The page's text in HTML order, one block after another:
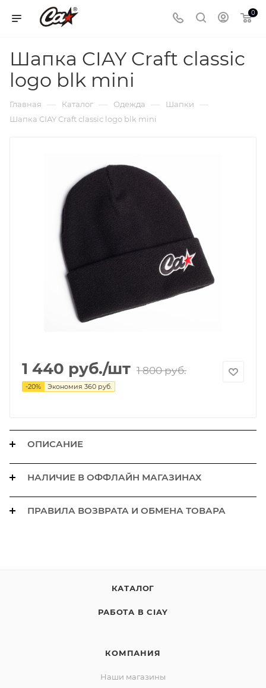
0
Шапка CIAY Craft classic
logo blk mini
Главная — Каталог — Одежда — Шапки —
Шапка CIAY Craft classic logo blk mini
1 440 руб./шт 1 800руб.
-20% Экономия 360 руб.
ОПИСАНИЕ
НАЛИЧИЕ В ОФФЛАЙН МАГАЗИНАХ
ПРАВИЛА ВОЗВРАТА И ОБМЕНА ТОВАРА
КАТАЛОГ
РАБОТА В CIAY
КОМПАНИЯ
Наши магазины